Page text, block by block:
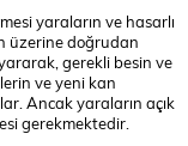
yaraların ve hasarlı
üzerine doğrudan
gerekli besin ve
ve yeni kan
Ancak yaraların açık
gerekmektedir.